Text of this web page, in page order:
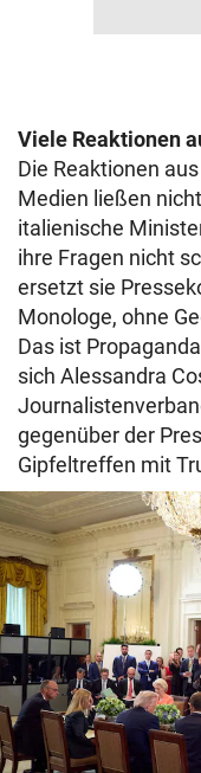
Viele Reaktionen
Die Reaktionen
Medien ließen
italienische
ihre Fragen nicht
ersetzt sie
Monologe, ohne
Das ist
sich Alessandra
gegenüber der
Gipfeltreffen mit